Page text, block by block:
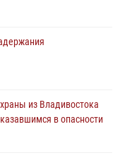
III семейных
из Владивостока
в опасности